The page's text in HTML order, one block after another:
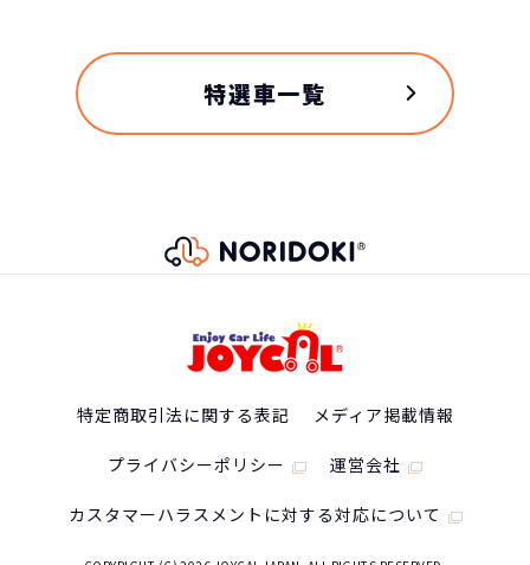
自動車ローン
617 万円
6,177,600円
自動車ローンで所有した場合
NORIDOKIが提案するカーライフ
トヨタ bZ4Xの
車両重量
特選車一覧
特定商取引法に関する表記 メディア掲載情報
プライバシーポリシー 運営会社
カスタマーハラスメントに対する対応について